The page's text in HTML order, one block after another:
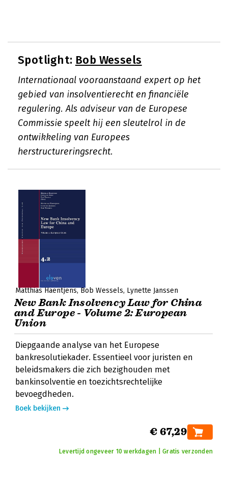
Spotlight: Bob Wessels
Internationaal vooraanstaand expert op het
gebied van insolventierecht en financiële
regulering. Als adviseur van de Europese
Commissie speelt hij een sleutelrol in de
ontwikkeling van Europees
herstructureringsrecht.
Matthias Haentjens Bob Wessels Lynette Janssen
New Bank Insolvency Law for China
and Europe - Volume 2: European
Union
Diepgaande analyse van het Europese
bankresolutiekader. Essentieel voor juristen en
beleidsmakers die zich bezighouden met
bankinsolventie en toezichtsrechtelijke
bevoegdheden.
Boek bekijken
€ 67,29
Levertijd ongeveer 10 werkdagen | Gratis verzonden